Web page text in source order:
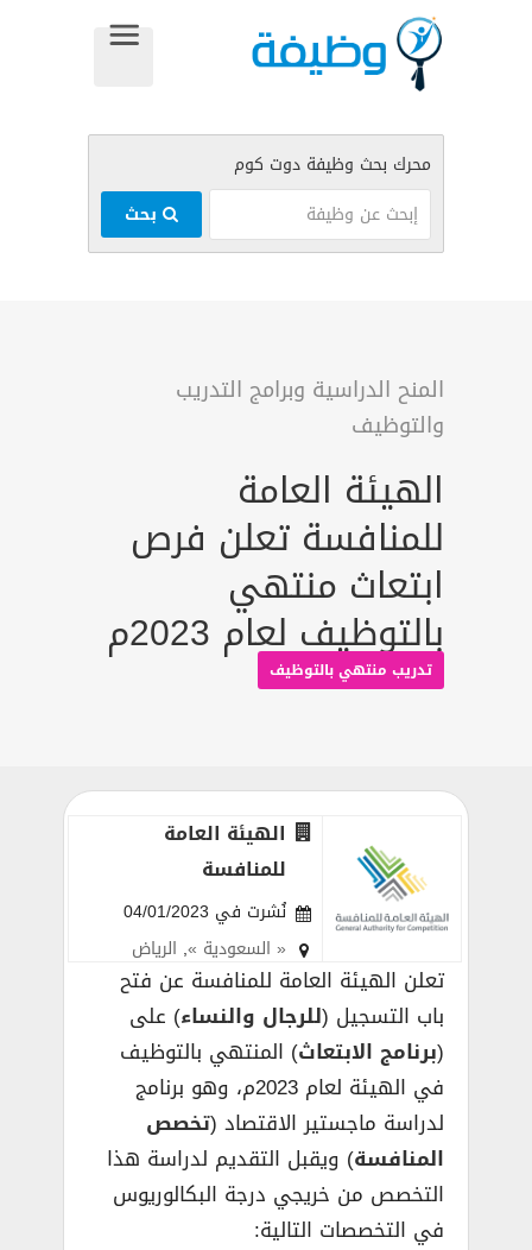
المنح الدراسية وبرامج التدريب
والتوظيف
الهيئة العامة
للمنافسة تعلن فرص
ابتعاث منتهي
بالتوظيف لعام 2023م
تدريب منتهي بالتوظيف
الهيئة العامة
للمنافسة
نُشرت في 04/01/2023
« السعودية », الرياض
تعلن الهيئة العامة للمنافسة عن فتح
باب التسجيل (للرجال والنساء) على
(برنامج الابتعاث) المنتهي بالتوظيف
في الهيئة لعام 2023م، وهو برنامج
لدراسة ماجستير الاقتصاد (تخصص
المنافسة) ويقبل التقديم لدراسة هذا
التخصص من خريجي درجة البكالوريوس
في التخصصات التالية: